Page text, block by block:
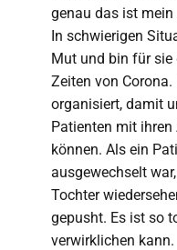
genau das ist
In schwierigen
Mut und bin für
Zeiten von
organisiert, damit
Patienten mit ihren
können. Als ein
ausgewechselt
Tochter
gepusht. Es ist so
verwirklichen kann.